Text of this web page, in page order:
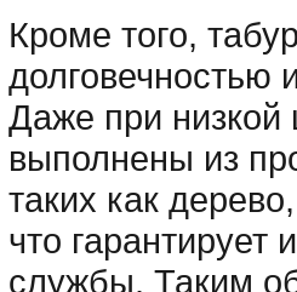
Кроме того,
долговечностью
Даже при низкой
выполнены из
таких как
что гарантирует
службы. Таким